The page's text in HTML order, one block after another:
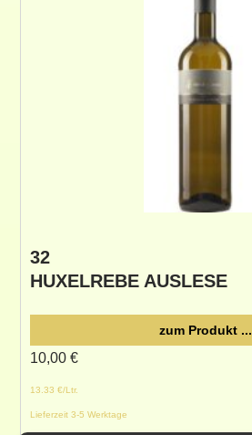
32
HUXELREBE AUSLESE
13.33 €/Ltr.
Lieferzeit 3-5 Werktage
10,00 €
zum Produkt ...